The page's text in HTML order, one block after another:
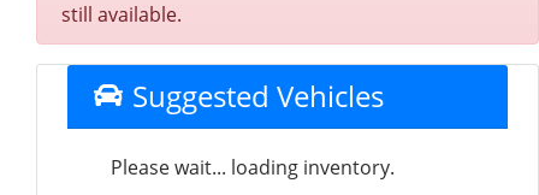
still available.
Suggested Vehicles
Please wait... loading inventory.